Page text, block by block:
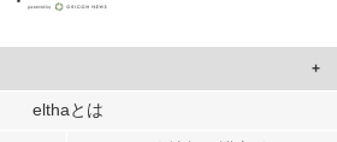
して、ユーザーに合わせたコンテンツや広告の
elthaとは